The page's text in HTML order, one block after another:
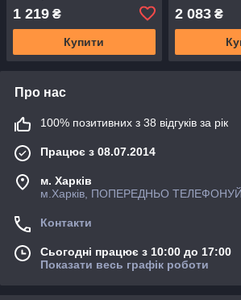
1 219 ₴
Купити
2 083₴
Про нас
100% позитивних з 38 відгуків за рік
Працює з 08.07.2014
м. Харків
м.Харків, ПОПЕРЕДНЬО
Контакти
Сьогодні працює з 10:00 до 17:00
Показати весь графік роботи